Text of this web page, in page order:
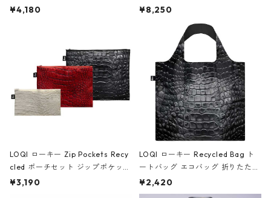
ミエ-B ショルダーバッグ グロスピ
¥4,180
ボストンバッグ ショルダーバッグ
Black ジャン=ミッシェル・バスキ
ア/クラウン ブラック
¥8,250
LOQI ローキー Zip Pockets Recy
cled ポーチセット ジップポケット
ファスナーポーチ 撥水加工 トラベ
¥3,190
LOQI ローキー Recycled Bag ト
ートバッグ エコバッグ 折りたたみ
大きめ 撥水加工 収納ポーチ CRO
CODILE/Black クロコダイル/ブラ
¥2,420